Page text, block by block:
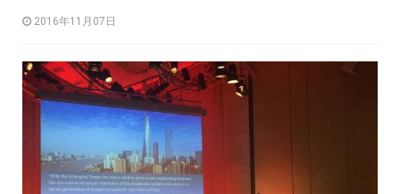
2016年11月07日